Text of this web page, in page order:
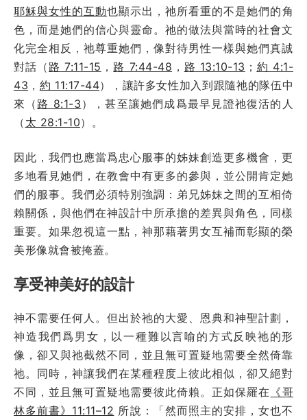
耶穌與女性的互動也顯示出，祂所看重的不是她們的角
色，而是她們的信心與靈命。祂的做法與當時的社會文
化完全相反，祂尊重她們，像對待男性一樣與她們真誠
對話（ 路 7:11-15 ， 路 7:44-48 ， 路 13:10-13 ； 約 4:1-
43 ， 約 11:17-44），讓許多女性加入到跟隨祂的隊伍中
來（ 路 8:1-3 ），甚至讓她們成爲最早見證祂復活的人
（ 太 28:1-10）。
因此，我們也應當爲忠心服事的姊妹創造更多機會，更
多地看見她們，在教會中有更多的參與，並公開肯定她
們的服事。我們必須特別強調：弟兄姊妹之間的互相倚
賴關係，與他們在神設計中所承擔的差異與角色，同樣
重要。如果忽視這一點，神那藉著男女互補而彰顯的榮
美形像就會被掩蓋。
享受神美好的設計
神不需要任何人。但出於祂的大愛、恩典和神聖計劃，
神造我們爲男女，以一種難以言喻的方式反映祂的形
像，卻又與祂截然不同，並且無可置疑地需要全然倚靠
祂。同時，神讓我們在某種程度上彼此相似，卻又絕對
不同，並且無可置疑地需要彼此倚賴。正如保羅在 《哥
林多前書》11:11–12 所說：「然而照主的安排，女也不